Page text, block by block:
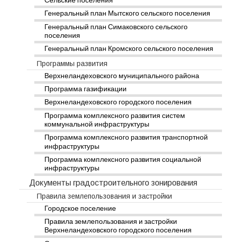
Генеральный план Мытского сельского поселения
Генеральный план Симаковского сельского
поселения
Генеральный план Кромского сельского поселения
Программы развития
Верхнеландеховского муниципального района
Программа газификации
Верхнеландеховского городского поселения
Программа комплексного развития систем
коммунальной инфраструктуры
Программа комплексного развития транспортной
инфраструктуры
Программа комплексного развития социальной
инфраструктуры
Документы градостроительного зонирования
Правила землепользования и застройки
Городское поселение
Правила землепользования и застройки
Верхнеландеховского городского поселения